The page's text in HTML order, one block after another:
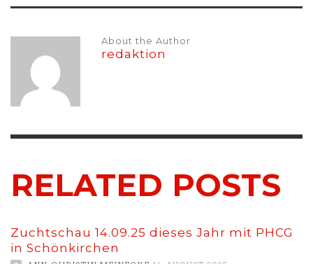
About the Author
redaktion
RELATED POSTS
Zuchtschau 14.09.25 dieses Jahr mit PHCG
in Schönkirchen